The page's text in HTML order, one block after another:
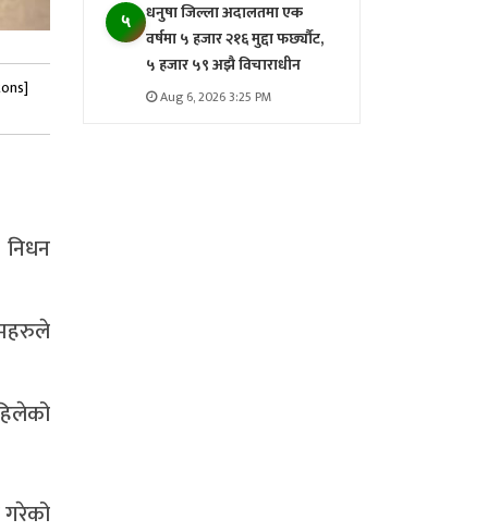
५
धनुषा जिल्ला अदालतमा एक
वर्षमा ५ हजार २१६ मुद्दा फर्छ्यौट,
५ हजार ५९ अझै विचाराधीन
Aug 6, 2026 3:25 PM